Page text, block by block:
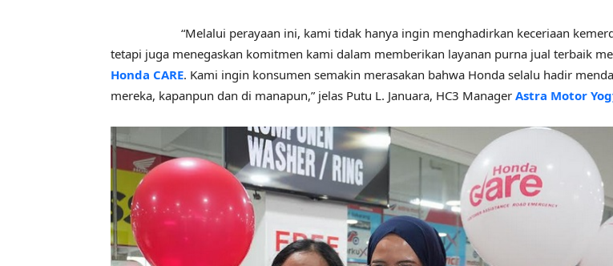
“Melalui perayaan ini, kami tidak hanya ingin menghadirkan keceriaan
tetapi juga menegaskan komitmen kami dalam memberikan layanan purna jual terbaik
Honda CARE. Kami ingin konsumen semakin merasakan bahwa Honda selalu hadir
mereka, kapanpun dan di manapun,” jelas Putu L. Januara, HC3 Manager Astra Motor